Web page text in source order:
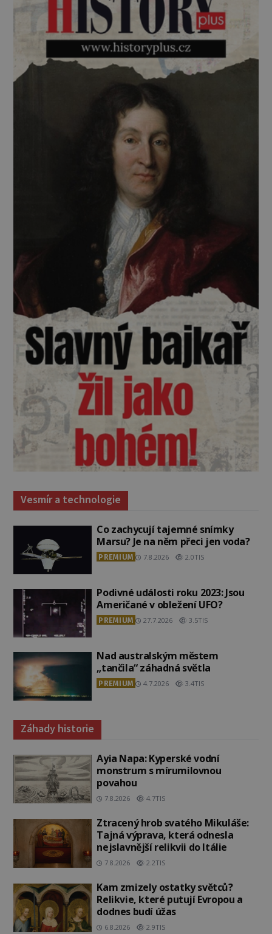
Vesmír a technologie
Co zachycují tajemné snímky
Marsu? Je na něm přeci jen voda?
PREMIUM 7.8.2026 2.0TIS
Podivné události roku 2023: Jsou
Američané v obležení UFO?
PREMIUM 27.7.2026 3.5TIS
Nad australským městem
„tančila“ záhadná světla
PREMIUM 4.7.2026 3.4TIS
Záhady historie
Ayia Napa: Kyperské vodní
monstrum s mírumilovnou
povahou
7.8.2026 4.7TIS
Ztracený hrob svatého Mikuláše:
Tajná výprava, která odnesla
nejslavnější relikvii do Itálie
7.8.2026 2.2TIS
Kam zmizely ostatky světců?
Relikvie, které putují Evropou a
dodnes budí úžas
6.8.2026 2.9TIS